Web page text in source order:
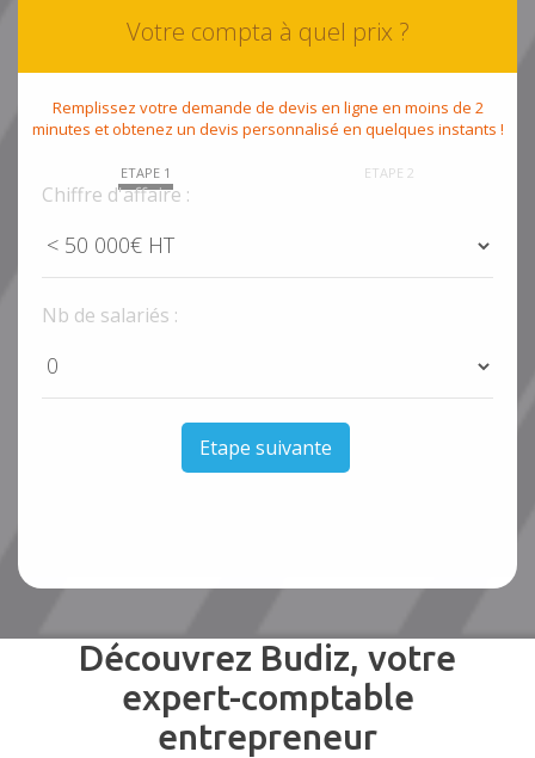
Votre compta à quel prix ?
Remplissez votre demande de devis en ligne en moins de 2
minutes et obtenez un devis personnalisé en quelques instants !
ETAPE 1 ETAPE 2
Chiffre d'affaire :
Nb de salariés :
Etape suivante
Découvrez Budiz, votre
expert-comptable
entrepreneur